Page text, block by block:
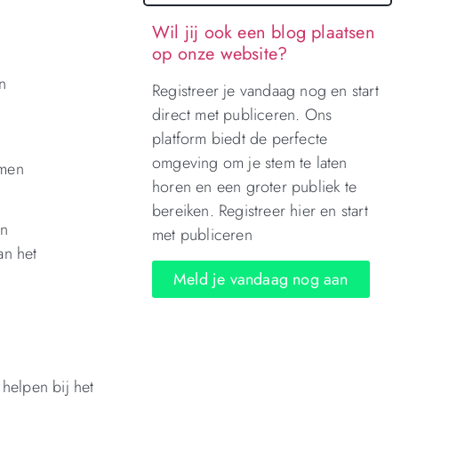
het
bij het
Wil jij ook een blog plaatsen
op onze website?
Registreer je vandaag nog en start
direct met publiceren. Ons
platform biedt de perfecte
omgeving om je stem te laten
horen en een groter publiek te
bereiken. Registreer hier en start
met publiceren
Meld je vandaag nog aan